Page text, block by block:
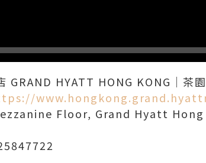
GRAND HYATT HONG KONG｜茶
Floor, Grand Hyatt